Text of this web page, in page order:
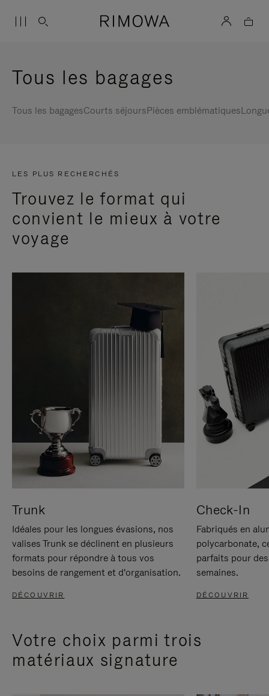
Tous les bagages
Tous les bagagesCourts séjoursPièces emblématiques
LES PLUS RECHERCHÉS
Trouvez le format qui
convient le mieux à votre
voyage
Trunk
Idéales pour les longues évasions, nos
valises Trunk se déclinent en plusieurs
formats pour répondre à tous vos
besoins de rangement et d'organisation.
DÉCOUVRIR
Check-In
Fabriqués en
polycarbonate,
parfaits pour
semaines.
DÉCOUVRIR
Votre choix parmi trois
matériaux signature